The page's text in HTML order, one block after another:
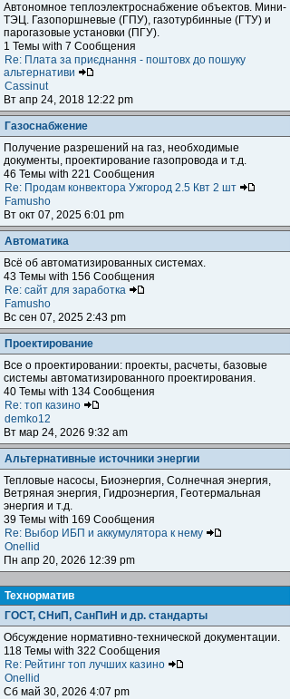
Автономное теплоэлектроснабжение объектов. Мини-
ТЭЦ. Газопоршневые (ГПУ), газотурбинные (ГТУ) и
парогазовые установки (ПГУ).
1 Темы with 7 Сообщения
Re: Плата за приєднання - поштовх до пошуку
альтернативи
Cassinut
Вт апр 24, 2018 12:22 pm
Газоснабжение
Получение разрешений на газ, необходимые
документы, проектирование газопровода и т.д.
46 Темы with 221 Сообщения
Re: Продам конвектора Ужгород 2.5 Квт 2 шт
Famusho
Вт окт 07, 2025 6:01 pm
Автоматика
Всё об автоматизированных системах.
43 Темы with 156 Сообщения
Re: сайт для заработка
Famusho
Вс сен 07, 2025 2:43 pm
Проектирование
Все о проектировании: проекты, расчеты, базовые
системы автоматизированного проектирования.
40 Темы with 134 Сообщения
Re: топ казино
demko12
Вт мар 24, 2026 9:32 am
Альтернативные источники энергии
Тепловые насосы, Биоэнергия, Солнечная энергия,
Ветряная энергия, Гидроэнергия, Геотермальная
энергия и т.д.
39 Темы with 169 Сообщения
Re: Выбор ИБП и аккумулятора к нему
Onellid
Пн апр 20, 2026 12:39 pm
Teхнорматив
ГОСТ, СНиП, СанПиН и др. стандарты
Обсуждение нормативно-технической документации.
118 Темы with 322 Сообщения
Re: Рейтинг топ лучших казино
Onellid
Сб май 30, 2026 4:07 pm